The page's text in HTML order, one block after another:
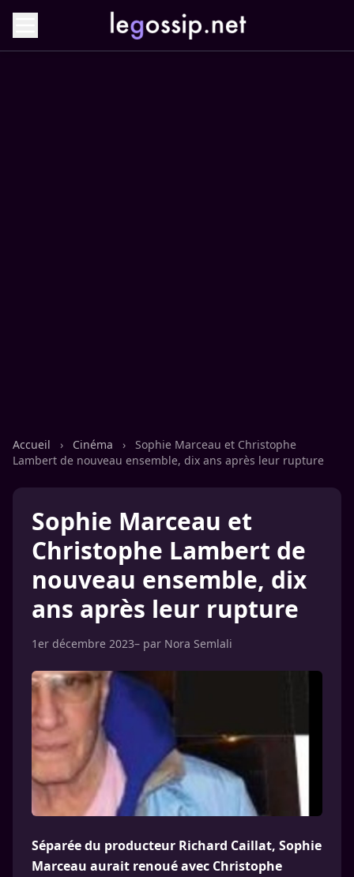
Accueil › Cinéma ›
Sophie Marceau et Christophe
Lambert de nouveau ensemble, dix ans après leur rupture
Sophie Marceau et
Christophe Lambert de
nouveau ensemble, dix
ans après leur rupture
1er décembre 2023– par Nora Semlali
Séparée du producteur Richard Caillat, Sophie
Marceau aurait renoué avec Christophe